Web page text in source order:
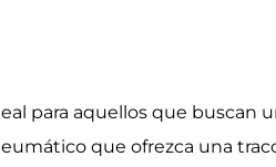
para aquellos que
que ofrezca una